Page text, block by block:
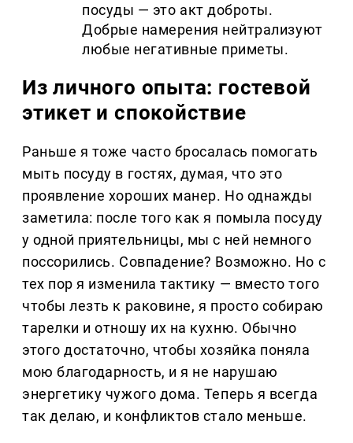
посуды — это акт доброты.
Добрые намерения нейтрализуют
любые негативные приметы.
Из личного опыта: гостевой
этикет и спокойствие
Раньше я тоже часто бросалась помогать
мыть посуду в гостях, думая, что это
проявление хороших манер. Но однажды
заметила: после того как я помыла посуду
у одной приятельницы, мы с ней немного
поссорились. Совпадение? Возможно. Но с
тех пор я изменила тактику — вместо того
чтобы лезть к раковине, я просто собираю
тарелки и отношу их на кухню. Обычно
этого достаточно, чтобы хозяйка поняла
мою благодарность, и я не нарушаю
энергетику чужого дома. Теперь я всегда
так делаю, и конфликтов стало меньше.